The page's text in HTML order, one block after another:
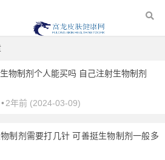
物制剂个人能买吗 自己注射生物制剂
•2年前 (2024-03-09)
制剂需要打几针 可善挺生物制剂一般多